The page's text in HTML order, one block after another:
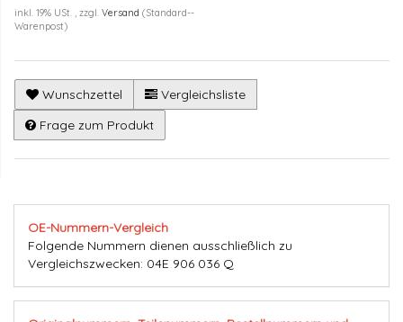
inkl. 19% USt. , zzgl. Versand (Standard--
Warenpost)
Wunschzettel
Vergleichsliste
Frage zum Produkt
OE-Nummern-Vergleich
Folgende Nummern dienen ausschließlich zu
Vergleichszwecken: 04E 906 036 Q